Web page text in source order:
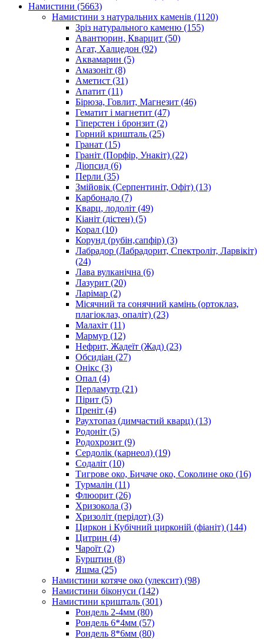
Намистини (5663)
Намистини з натуральних каменів (1120)
Зріз натурального каменю (155)
Авантюрин, Кварцит (50)
Агат, Халцедон (92)
Аквамарин (5)
Амазоніт (8)
Аметист (31)
Апатит (11)
Бірюза, Говлит, Магнезит (46)
Гематит і магнетит (47)
Гіперстен і бронзит (2)
Горний кришталь (25)
Гранат (15)
Граніт (Порфір, Унакіт) (22)
Діопсид (6)
Перли (35)
Змійовік (Серпентиніт, Офіт) (13)
Карбонадо (7)
Кварц, лодоліт (49)
Кіаніт (дістен) (5)
Корал (10)
Корунд (рубін,сапфір) (3)
Лабрадор (Лабрадорит, Спектроліт, Ларвікіт)
(24)
Лава вулканічна (6)
Лазурит (20)
Ларімар (2)
Місячний та сонячний камінь (ортоклаз,
плагіоклаз, опаліт) (23)
Малахіт (11)
Мармур (12)
Нефрит, Жадеїт (Жад) (23)
Обсидіан (27)
Онікс (3)
Опал (4)
Перламутр (21)
Пірит (5)
Преніт (4)
Раухтопаз (димчастий кварц) (13)
Родоніт (5)
Родохрозит (9)
Сердолік (карнеол) (19)
Содаліт (10)
Тигрове око, Бичаче око, Соколине око (16)
Турмалін (11)
Флюорит (26)
Хризокола (3)
Хризоліт (перідот) (3)
Циркон і Кубічний цирконій (фіаніт) (144)
Цитрин (4)
Чароїт (2)
Бурштин (8)
Яшма (25)
Намистини котяче око (улексит) (98)
Намистини біконуси (142)
Намистини кришталь (301)
Рондель 2-4мм (80)
Рондель 6*4мм (57)
Рондель 8*6мм (80)